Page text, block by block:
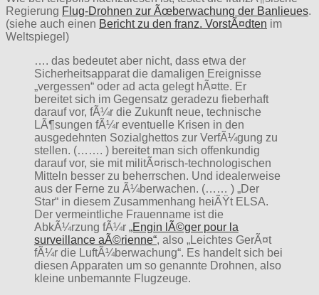
Regierung Flug-Drohnen zur Ãœberwachung der Banlieues.
(siehe auch einen Bericht zu den franz. VorstÃ¤dten im
Weltspiegel)
…. das bedeutet aber nicht, dass etwa der
Sicherheitsapparat die damaligen Ereignisse
„vergessen“ oder ad acta gelegt hÃ¤tte. Er
bereitet sich im Gegensatz geradezu fieberhaft
darauf vor, fÃ¼r die Zukunft neue, technische
LÃ¶sungen fÃ¼r eventuelle Krisen in den
ausgedehnten Sozialghettos zur VerfÃ¼gung zu
stellen. (……. ) bereitet man sich offenkundig
darauf vor, sie mit militÃ¤risch-technologischen
Mitteln besser zu beherrschen. Und idealerweise
aus der Ferne zu Ã¼berwachen. (…… ) „Der
Star“ in diesem Zusammenhang heiÃŸt ELSA.
Der vermeintliche Frauenname ist die
AbkÃ¼rzung fÃ¼r „Engin lÃ©ger pour la
surveillance aÃ©rienne“, also „Leichtes GerÃ¤t
fÃ¼r die LuftÃ¼berwachung“. Es handelt sich bei
diesen Apparaten um so genannte Drohnen, also
kleine unbemannte Flugzeuge.